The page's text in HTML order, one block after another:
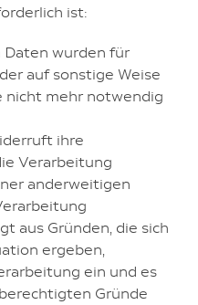
ist:
wurden für
auf sonstige Weise
nicht mehr notwendig
ihre
Verarbeitung
anderweitigen
aus Gründen, die sich
ergeben,
ein und es
Gründe